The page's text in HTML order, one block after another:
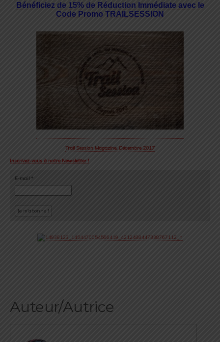
Bénéficiez de 15% de Réduction Immédiate avec le
Code Promo TRAILSESSION
Trail Session Magazine, Décembre 2017
Inscrivez-vous à notre Newsletter !
E-mail *
Auteur/Autrice